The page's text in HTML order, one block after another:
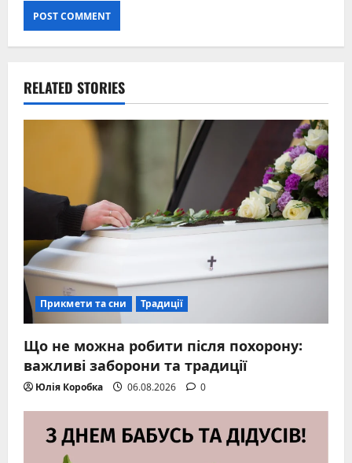
RELATED STORIES
Прикмети та сни Традиції
Що не можна робити після похорону:
важливі заборони та традиції
Юлія Коробка 06.08.2026 0